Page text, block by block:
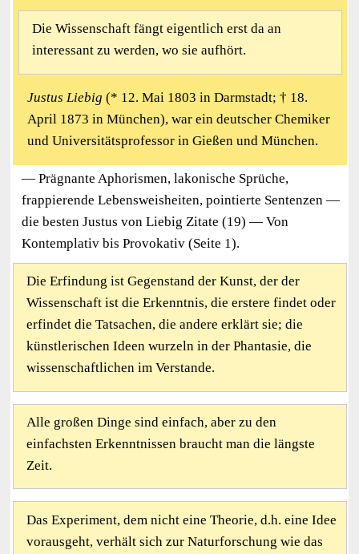
Die Wissenschaft fängt eigentlich erst da an
interessant zu werden, wo sie aufhört.
Justus Liebig (* 12. Mai 1803 in Darmstadt; † 18.
April 1873 in München), war ein deutscher Chemiker
und Universitätsprofessor in Gießen und München.
— Prägnante Aphorismen, lakonische Sprüche,
frappierende Lebensweisheiten, pointierte Sentenzen —
die besten Justus von Liebig Zitate (19) — Von
Kontemplativ bis Provokativ (Seite 1).
Die Erfindung ist Gegenstand der Kunst, der der
Wissenschaft ist die Erkenntnis, die erstere findet oder
erfindet die Tatsachen, die andere erklärt sie; die
künstlerischen Ideen wurzeln in der Phantasie, die
wissenschaftlichen im Verstande.
Alle großen Dinge sind einfach, aber zu den
einfachsten Erkenntnissen braucht man die längste
Zeit.
Das Experiment, dem nicht eine Theorie, d.h. eine Idee
vorausgeht, verhält sich zur Naturforschung wie das